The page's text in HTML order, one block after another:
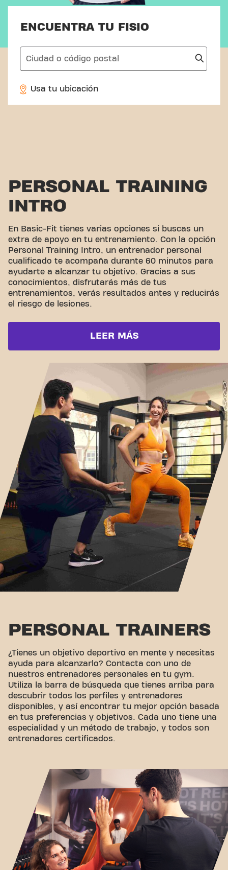
ENCUENTRA TU FISIO
search
Usa tu ubicación
PERSONAL TRAINING
INTRO
En Basic-Fit tienes varias opciones si buscas un
extra de apoyo en tu entrenamiento. Con la opción
Personal Training Intro, un entrenador personal
cualificado te acompaña durante 60 minutos para
ayudarte a alcanzar tu objetivo. Gracias a sus
conocimientos, disfrutarás más de tus
entrenamientos, verás resultados antes y reducirás
el riesgo de lesiones.
LEER MÁS
PERSONAL TRAINERS
¿Tienes un objetivo deportivo en mente y necesitas
ayuda para alcanzarlo? Contacta con uno de
nuestros entrenadores personales en tu gym.
Utiliza la barra de búsqueda que tienes arriba para
descubrir todos los perfiles y entrenadores
disponibles, y así encontrar tu mejor opción basada
en tus preferencias y objetivos. Cada uno tiene una
especialidad y un método de trabajo, y todos son
entrenadores certificados.